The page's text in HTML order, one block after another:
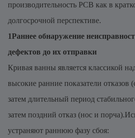
производительность PCB как в
долгосрочной перспективе.
1Раннее обнаружение
дефектов до их отправки
Кривая ванны является классикой
высокие ранние показатели отказов
затем длительный период
затем поздний отказ (нос и
устраняют раннюю фазу сбоя: